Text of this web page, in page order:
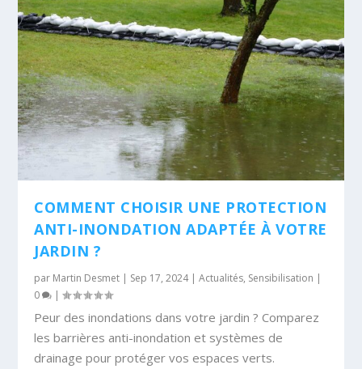
COMMENT CHOISIR UNE PROTECTION
ANTI-INONDATION ADAPTÉE À VOTRE
JARDIN ?
par Martin Desmet | Sep 17, 2024|Actualités, Sensibilisation |
0
|
Peur des inondations dans votre jardin ? Comparez
les barrières anti-inondation et systèmes de
drainage pour protéger vos espaces verts.